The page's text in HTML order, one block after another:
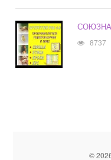
8737
©